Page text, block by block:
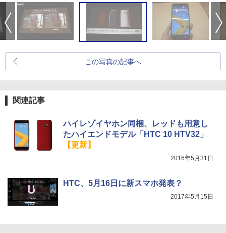
この写真の記事へ
関連記事
ハイレゾイヤホン同梱、レッドも用意し
たハイエンドモデル「HTC 10 HTV32」
【更新】
2016年5月31日
HTC、5月16日に新スマホ発表？
2017年5月15日